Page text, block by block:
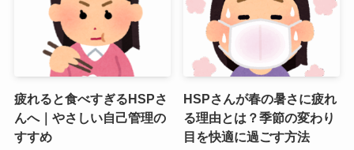
疲れると食べすぎるHSPさ
んへ｜やさしい自己管理の
すすめ
HSPさんが春の暑さに疲れ
る理由とは？季節の変わり
目を快適に過ごす方法